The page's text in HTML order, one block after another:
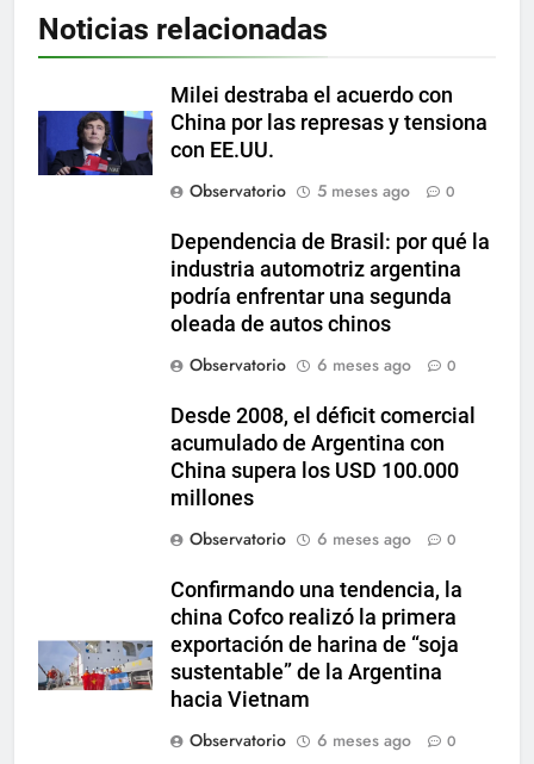
Noticias relacionadas
Milei destraba el acuerdo con
China por las represas y tensiona
con EE.UU.
Observatorio
5 meses ago 0
Dependencia de Brasil: por qué la
industria automotriz argentina
podría enfrentar una segunda
oleada de autos chinos
Observatorio
6 meses ago 0
Desde 2008, el déficit comercial
acumulado de Argentina con
China supera los USD 100.000
millones
Observatorio
6 meses ago 0
Confirmando una tendencia, la
china Cofco realizó la primera
exportación de harina de “soja
sustentable” de la Argentina
hacia Vietnam
Observatorio
6 meses ago 0